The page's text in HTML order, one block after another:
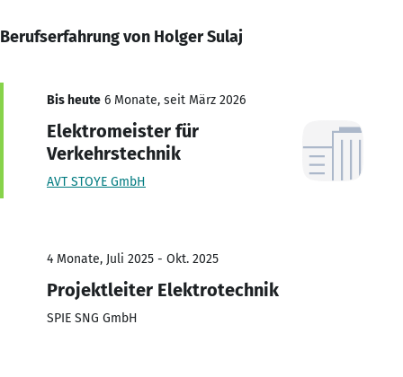
Berufserfahrung von Holger Sulaj
Bis heute 6 Monate, seit März 2026
Elektromeister für
Verkehrstechnik
AVT STOYE GmbH
4 Monate, Juli 2025 - Okt. 2025
Projektleiter Elektrotechnik
SPIE SNG GmbH